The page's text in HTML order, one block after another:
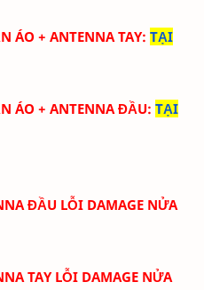
ÁO + ANTENNA TAY: TẠI
ÁO + ANTENNA ĐẦU: TẠI
ĐẦU LỖI DAMAGE NỬA
TAY LỖI DAMAGE NỬA